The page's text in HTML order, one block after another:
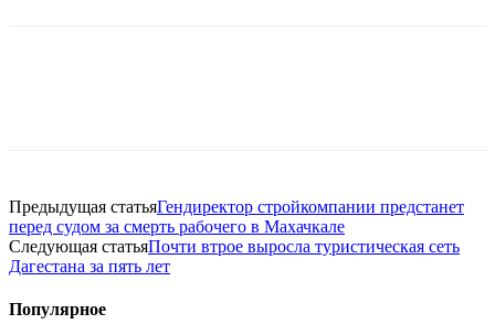
Предыдущая статьяГендиректор стройкомпании предстанет
перед судом за смерть рабочего в Махачкале
Следующая статьяПочти втрое выросла туристическая сеть
Дагестана за пять лет
Популярное